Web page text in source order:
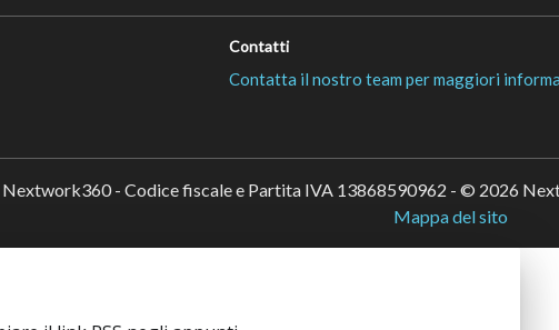
Contatti
Contatta il nostro team per maggiori
Nextwork360 - Codice fiscale e Partita IVA 13868590962 - © 2026
Mappa del sito